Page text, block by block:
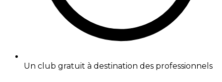
Un club gratuit à destination des professionnels